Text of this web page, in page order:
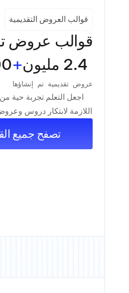
قوالب العروض التقديمية
قوالب عروض
2.4 مليون
+
عروض تقديمية تم إنشاؤها
اجعل التعلم تجربة حية
اللازمة لابتكار دروس
تصفح جميع